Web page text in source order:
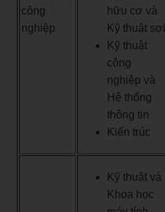
công
nghiệp
hữu cơ và
Kỹ thuật sợi
Kỹ thuật
công
nghiệp và
Hệ thống
thông tin
Kiến trúc
Kỹ thuật và
Khoa học